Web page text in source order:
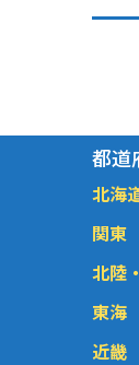
都道
北海
関東
北陸
東海
近畿